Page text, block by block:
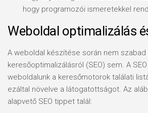
hogy programozói ismeretekkel
Weboldal optimalizálás
A weboldal készítése során nem
keresőoptimalizálásról (SEO) sem. A
weboldalunk a keresőmotorok találati
ezáltal növelve a látogatottságot. Az
alapvető SEO tippet talál: